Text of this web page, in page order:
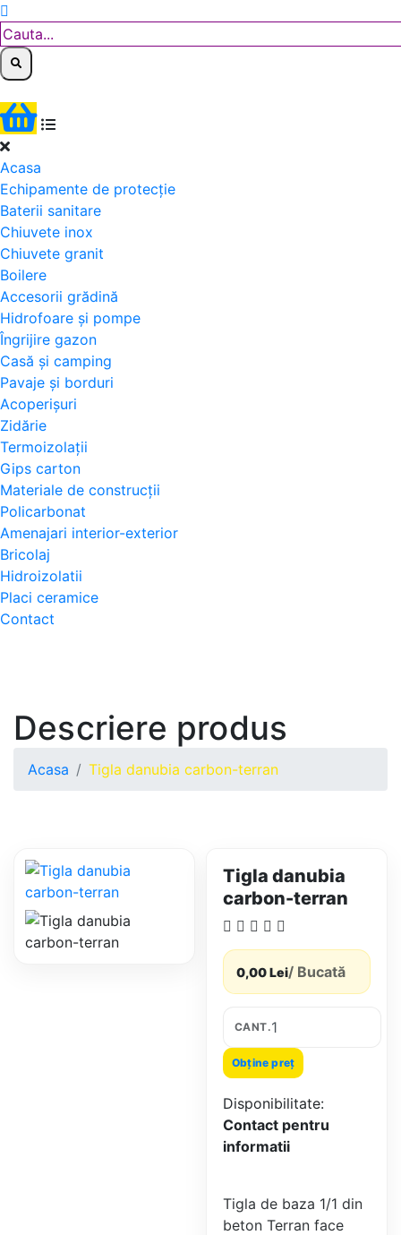
Acasa
Echipamente de protecție
Baterii sanitare
Chiuvete inox
Chiuvete granit
Boilere
Accesorii grădină
Hidrofoare și pompe
Îngrijire gazon
Casă și camping
Pavaje și borduri
Acoperișuri
Zidărie
Termoizolații
Gips carton
Materiale de construcții
Policarbonat
Amenajari interior-exterior
Bricolaj
Hidroizolatii
Placi ceramice
Contact
Descriere produs
Acasa Tigla danubia carbon-terran
Tigla danubia
carbon-terran
0,00 Lei/ Bucată
CANT.
Obține preț
Disponibilitate:
Contact pentru
informatii
Tigla de baza 1/1 din
beton Terran face